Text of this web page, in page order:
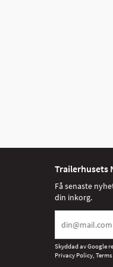
Trailerhusets
Få senaste
din inkorg.
Skyddad av Google
Privacy Policy,